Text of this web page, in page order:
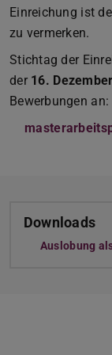
Einreichung ist
zu vermerken.
Stichtag der
der 16.
Bewerbungen an:
Downloads
Auslobung